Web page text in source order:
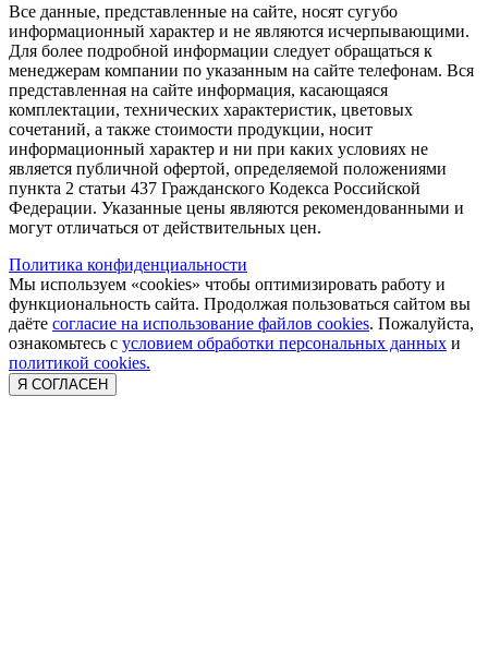
Все данные, представленные на сайте, носят сугубо
информационный характер и не являются исчерпывающими.
Для более подробной информации следует обращаться к
менеджерам компании по указанным на сайте телефонам. Вся
представленная на сайте информация, касающаяся
комплектации, технических характеристик, цветовых
сочетаний, а также стоимости продукции, носит
информационный характер и ни при каких условиях не
является публичной офертой, определяемой положениями
пункта 2 статьи 437 Гражданского Кодекса Российской
Федерации. Указанные цены являются рекомендованными и
могут отличаться от действительных цен.
Политика конфиденциальности
Мы используем «cookies» чтобы оптимизировать работу и
функциональность сайта. Продолжая пользоваться сайтом вы
даёте согласие на использование файлов cookies. Пожалуйста,
ознакомьтесь с условием обработки персональных данных и
политикой cookies.
Я СОГЛАСЕН